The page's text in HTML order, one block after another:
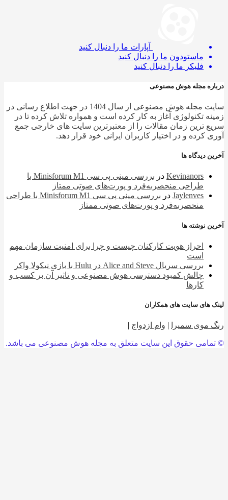
آپارات ما را دنبال کنید
ماستودون ما را دنبال کنید
فلیکر ما را دنبال کنید
مجله هوش مصنوعی
سایت مجله هوش مصنوعی از سال 1404 در جهت اطلاع رسانی در
تکنولوژی آغاز به کار کرده است و همواره تلاش کرده تا در
ترین زمان مقالات را از معتبرترین سایت های خارجی جمع
کرده و در اختیار کاربران ایرانی خود قرار دهد.
دیدگاه ها
Kevinanorsدر
بررسی مینی پی ‌سی Minisforum M1 با
طراحی منحصربه‌فرد و پورت‌های صوتی ممتاز
Jaylenvesدر
بررسی مینی پی ‌سی Minisforum M1 با طراحی
منحصربه‌فرد و پورت‌های صوتی ممتاز
نوشته ها
احراز هویت کارکنان چیست و چرا برای امنیت سازمان مهم
بررسی سریال Alice and Steve در Hulu با بازی نیکولا واکر
چالش کمبود دسترسی هوش مصنوعی و تاثیر آن بر کسب و
کارها
های سایت های همکاران
موی سمیرا|وام ازدواج |
حقوق این سایت متعلق به مجله هوش مصنوعی می باشد.